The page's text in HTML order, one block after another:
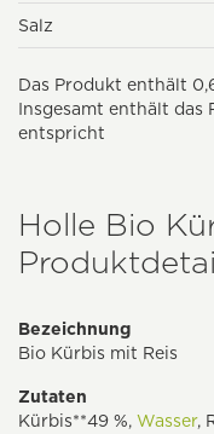
Salz
Das Produkt enthält
Insgesamt enthält das
entspricht
Holle Bio
Bezeichnung
Bio Kürbis mit Reis
Zutaten
Kürbis**49 %, Wasser,